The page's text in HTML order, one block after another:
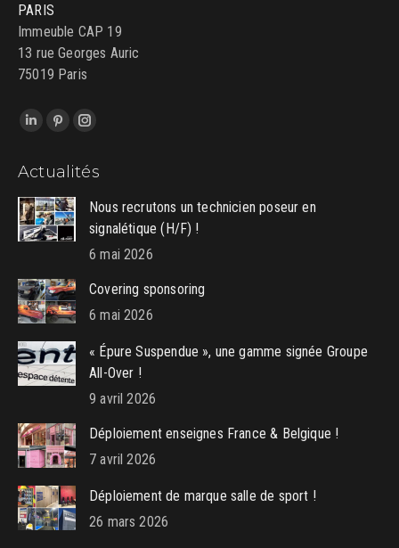
PARIS
Immeuble CAP 19
13 rue Georges Auric
75019 Paris
Trouvez nous sur :
LinkedIn
opens
in
new
window
Pinterest
opens
in
new
window
Instagram
opens
in
new
window
Actualités
Nous recrutons un technicien poseur en
signalétique (H/F) !
6 mai 2026
Covering sponsoring
6 mai 2026
« Épure Suspendue », une gamme signée Groupe
All-Over !
9 avril 2026
Déploiement enseignes France & Belgique !
7 avril 2026
Déploiement de marque salle de sport !
26 mars 2026